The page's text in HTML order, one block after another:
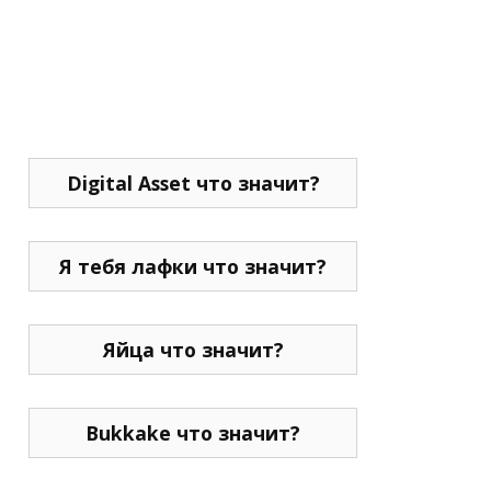
Digital Asset что значит?
Я тебя лафки что значит?
Яйца что значит?
Bukkake что значит?